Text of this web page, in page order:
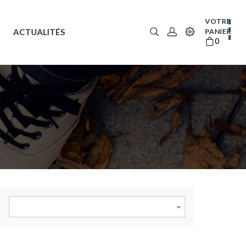
ACTUALITÉS
VOTRE
PANIER
0
